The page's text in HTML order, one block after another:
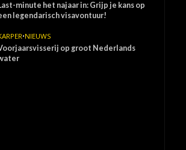
minute het najaar in: Grijp je kans op
legendarisch visavontuur!
•NIEUWS
op groot Nederlands